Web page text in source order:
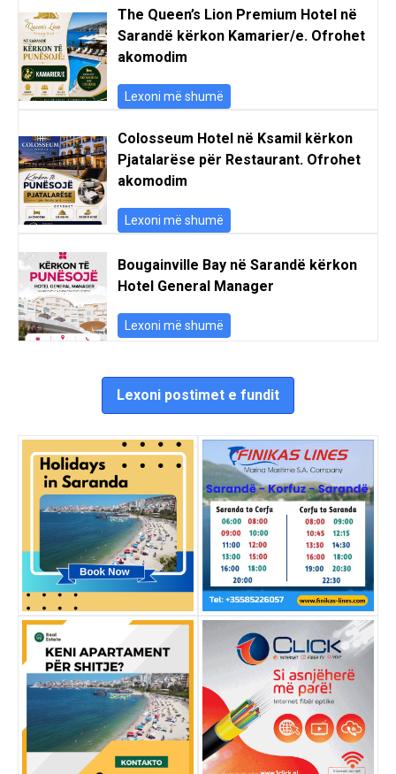
The Queen’s Lion Premium Hotel në
Sarandë kërkon Kamarier/e. Ofrohet
akomodim
Lexoni më shumë
Colosseum Hotel në Ksamil kërkon
Pjatalarëse për Restaurant. Ofrohet
akomodim
Lexoni më shumë
Bougainville Bay në Sarandë kërkon
Hotel General Manager
Lexoni më shumë
Lexoni postimet e fundit